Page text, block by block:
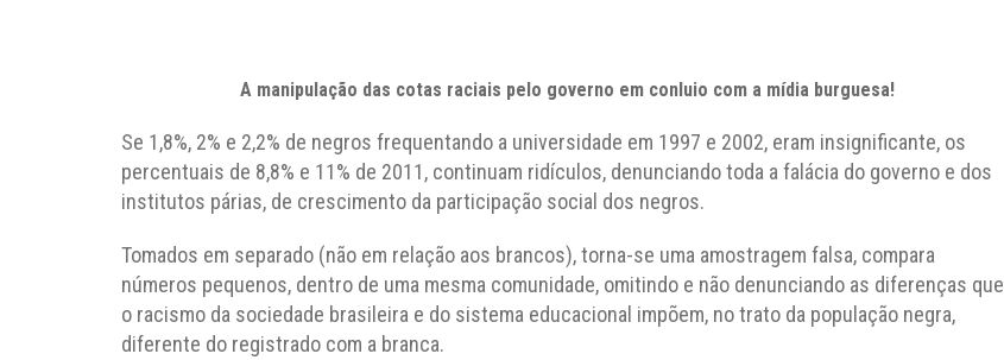
A manipulação das cotas raciais pelo governo em conluio com a mídia burguesa!
Se 1,8%, 2% e 2,2% de negros frequentando a universidade em 1997 e 2002, eram insignificante, os
percentuais de 8,8% e 11% de 2011, continuam ridículos, denunciando toda a falácia do governo e dos
institutos párias, de crescimento da participação social dos negros.
Tomados em separado (não em relação aos brancos), torna-se uma amostragem falsa, compara
números pequenos, dentro de uma mesma comunidade, omitindo e não denunciando as diferenças que
o racismo da sociedade brasileira e do sistema educacional impõem, no trato da população negra,
diferente do registrado com a branca.